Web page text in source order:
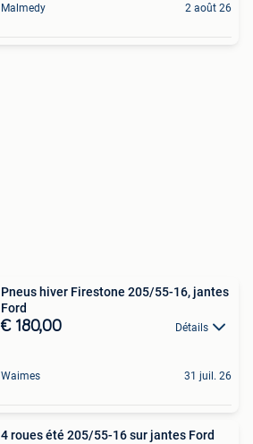
Malmedy 2 août 26
Pneus hiver Firestone 205/55-16, jantes
Ford
€ 180,00 Détails
Waimes 31 juil. 26
4 roues été 205/55-16 sur jantes Ford